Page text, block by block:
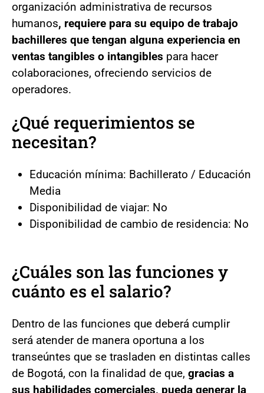
organización administrativa de recursos
humanos, requiere para su equipo de trabajo
bachilleres que tengan alguna experiencia en
ventas tangibles o intangibles para hacer
colaboraciones, ofreciendo servicios de
operadores.
¿Qué requerimientos se
necesitan?
Educación mínima: Bachillerato / Educación
Media
Disponibilidad de viajar: No
Disponibilidad de cambio de residencia: No
¿Cuáles son las funciones y
cuánto es el salario?
Dentro de las funciones que deberá cumplir
será atender de manera oportuna a los
transeúntes que se trasladen en distintas calles
de Bogotá, con la finalidad de que, gracias a
sus habilidades comerciales, pueda generar la